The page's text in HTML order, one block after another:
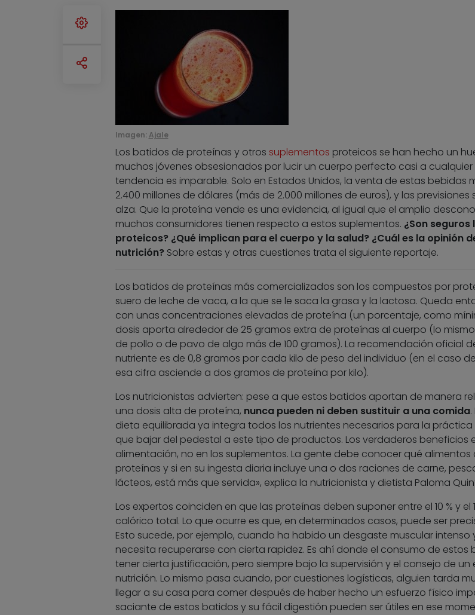
Imagen: Ajale
Los batidos de proteínas y otros suplementos proteicos se han hecho un
muchos jóvenes obsesionados por lucir un cuerpo perfecto casi a cualquier
tendencia es imparable. Solo en Estados Unidos, la venta de estas bebidas
2.400 millones de dólares (más de 2.000 millones de euros), y las previsiones
alza. Que la proteína vende es una evidencia, al igual que el amplio
muchos consumidores tienen respecto a estos suplementos. ¿Son
proteicos? ¿Qué implican para el cuerpo y la salud? ¿Cuál es la opinión
nutrición? Sobre estas y otras cuestiones trata el siguiente reportaje.
Los batidos de proteínas más comercializados son los compuestos por
suero de leche de vaca, a la que se le saca la grasa y la lactosa. Queda
con unas concentraciones elevadas de proteína (un porcentaje, como
dosis aporta alrededor de 25 gramos extra de proteínas al cuerpo (lo
de pollo o de pavo de algo más de 100 gramos). La recomendación oficial
nutriente es de 0,8 gramos por cada kilo de peso del individuo (en el caso
esa cifra asciende a dos gramos de proteína por kilo).
Los nutricionistas advierten: pese a que estos batidos aportan de manera
una dosis alta de proteína, nunca pueden ni deben sustituir a una comida.
dieta equilibrada ya integra todos los nutrientes necesarios para la práctica
que bajar del pedestal a este tipo de productos. Los verdaderos beneficios
alimentación, no en los suplementos. La gente debe conocer qué alimentos
proteínas y si en su ingesta diaria incluye una o dos raciones de carne,
lácteos, está más que servida», explica la nutricionista y dietista Paloma
Los expertos coinciden en que las proteínas deben suponer entre el 10 % y el
calórico total. Lo que ocurre es que, en determinados casos, puede ser
Esto sucede, por ejemplo, cuando ha habido un desgaste muscular intenso
necesita recuperarse con cierta rapidez. Es ahí donde el consumo de estos
tener cierta justificación, pero siempre bajo la supervisión y el consejo de un
nutrición. Lo mismo pasa cuando, por cuestiones logísticas, alguien tarda
llegar a su casa para comer después de haber hecho un esfuerzo físico
saciante de estos batidos y su fácil digestión pueden ser útiles en ese